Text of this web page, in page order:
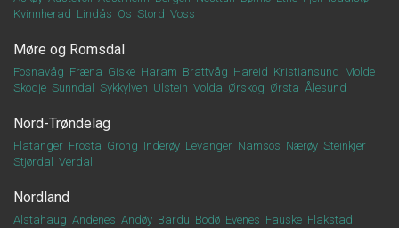
Kvinnherad Lindås Os Stord Voss
Møre og Romsdal
Fosnavåg Fræna Giske Haram Brattvåg Hareid Kristiansund Molde
Skodje Sunndal Sykkylven Ulstein Volda Ørskog Ørsta Ålesund
Nord-Trøndelag
Flatanger Frosta Grong Inderøy Levanger Namsos Nærøy Steinkjer
Stjørdal
Verdal
Nordland
Alstahaug Andenes Andøy Bardu Bodø Evenes Fauske Flakstad